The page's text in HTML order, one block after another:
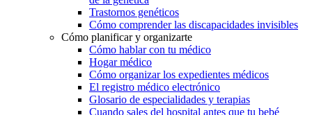
Trastornos genéticos
Cómo comprender las discapacidades invisibles
Cómo planificar y organizarte
Cómo hablar con tu médico
Hogar médico
Cómo organizar los expedientes médicos
El registro médico electrónico
Glosario de especialidades y terapias
Cuando sales del hospital antes que tu bebé